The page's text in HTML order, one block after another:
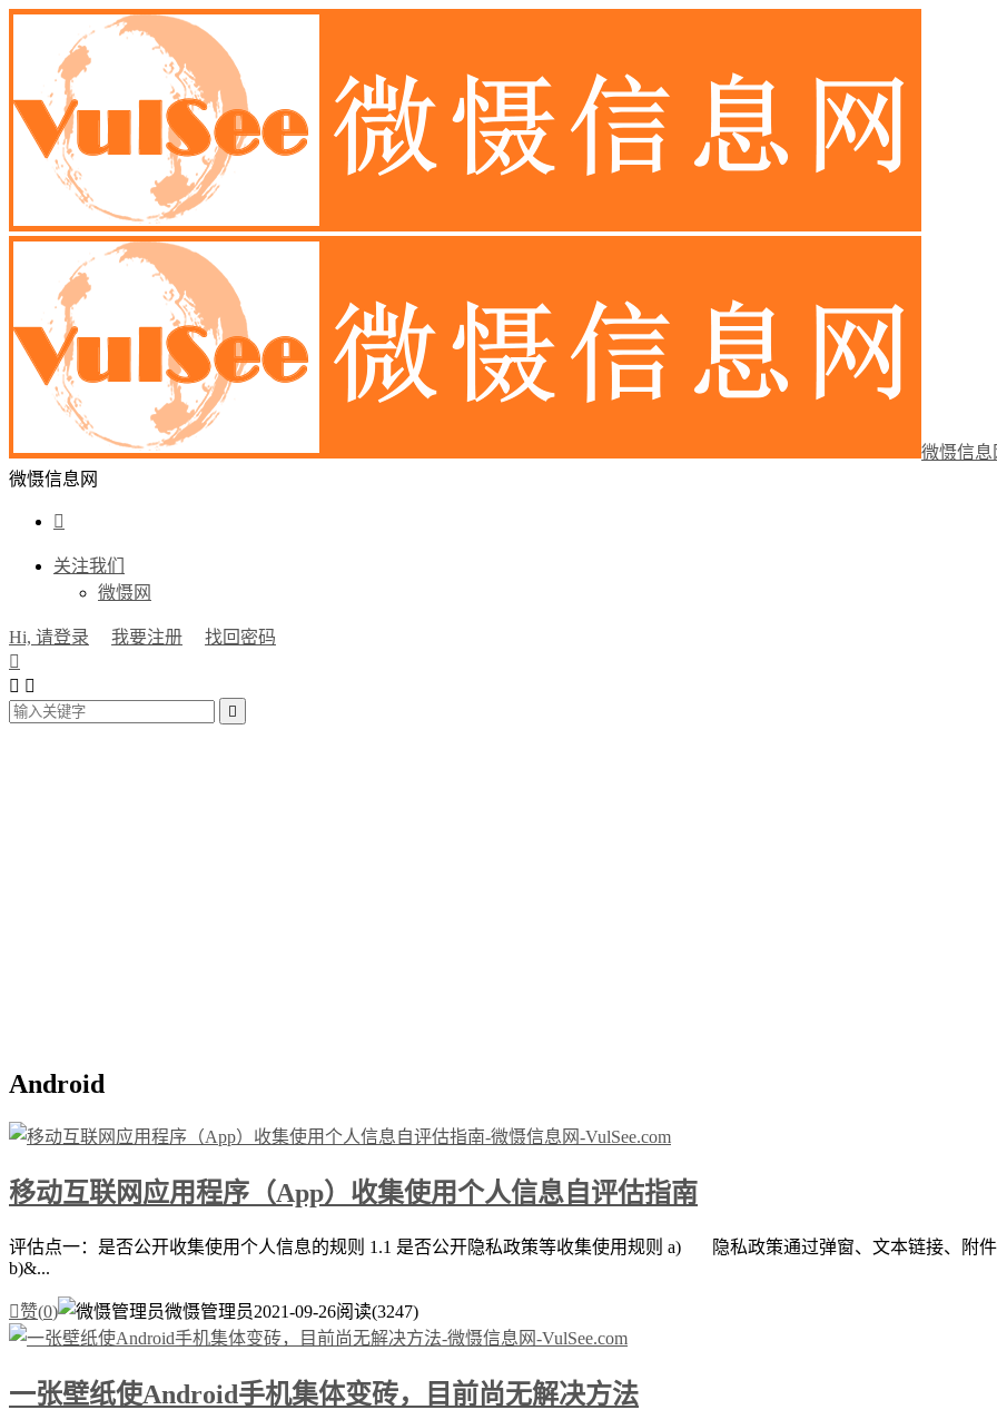
微慑信息
微慑信息网

关注我们
微慑网
Hi, 请登录 我要注册
找回密码

 

Android
移动互联网应用程序（App）收集使用个人信息自评估指南
评估点一：是否公开收集使用个人信息的规则 1.1 是否公开隐私政策等收集使用规则 a) 隐私政策通过弹窗、文本链接、附件
b)&...
赞(0) 微慑管理员2021-09-26阅读(3247)
一张壁纸使Android手机集体变砖，目前尚无解决方法